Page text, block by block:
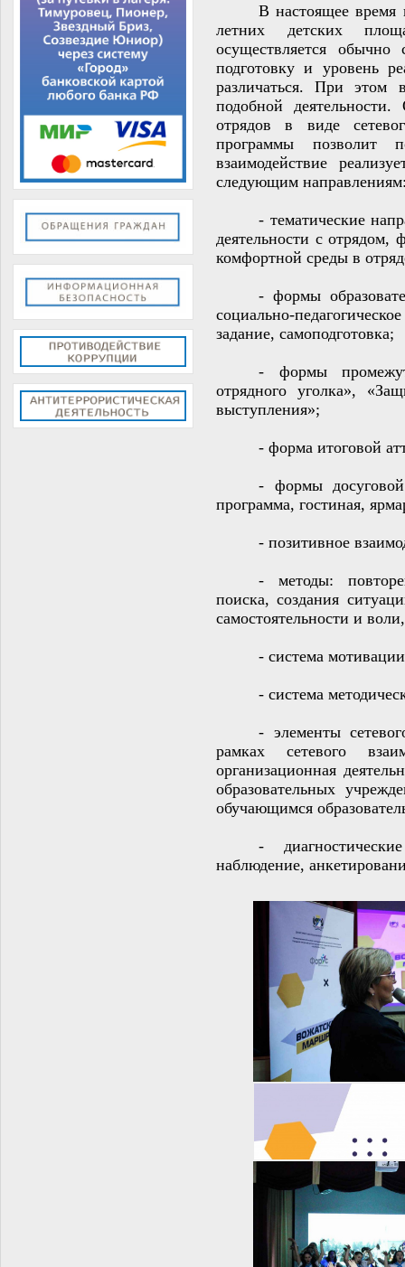
В настоящее время
летних детских
осуществляется
подготовку и уровень
различаться. При этом
подобной
отрядов в виде
программы позволит
взаимодействие
следующим
- тематические
деятельности с отрядом,
комфортной среды в
- формы
социально-
задание, самоподготовка;
- формы
отрядного уголка»,
выступления»;
- форма итоговой
- формы досуговой
программа, гостиная,
- позитивное
- методы:
поиска, создания
самостоятельности и
- система
- система
- элементы
рамках сетевого
организационная
образовательных
обучающимся
-
наблюдение,